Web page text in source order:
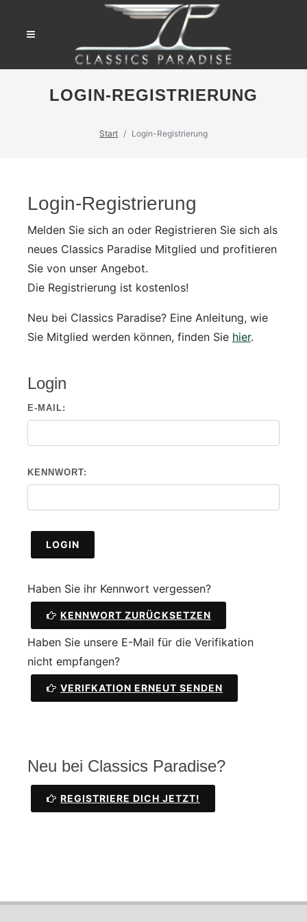
LOGIN-REGISTRIERUNG
Start Login-Registrierung
Login-Registrierung
Melden Sie sich an oder Registrieren Sie sich als
neues Classics Paradise Mitglied und profitieren
Sie von unser Angebot.
Die Registrierung ist kostenlos!
Neu bei Classics Paradise? Eine Anleitung, wie
Sie Mitglied werden können, finden Sie hier.
Login
E-MAIL:
KENNWORT:
LOGIN
Haben Sie ihr Kennwort vergessen?
KENNWORT ZURÜCKSETZEN
Haben Sie unsere E-Mail für die Verifikation
nicht empfangen?
VERIFKATION ERNEUT SENDEN
Neu bei Classics Paradise?
REGISTRIERE DICH JETZT!